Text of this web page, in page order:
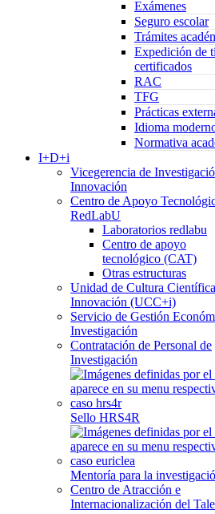
Exámenes
Seguro escolar
Trámites
Expedición de
certificados
RAC
TFG
Prácticas
Idioma
Normativa
I+D+i
Vicegerencia de
Innovación
Centro de Apoyo
RedLabU
Laboratorios redlabu
Centro de apoyo
tecnológico (CAT)
Otras estructuras
Unidad de Cultura
Innovación (UCC+i)
Servicio de Gestión
Investigación
Contratación de Personal de
Investigación
Sello HRS4R
Mentoría para la
Centro de Atracción e
Internacionalización del